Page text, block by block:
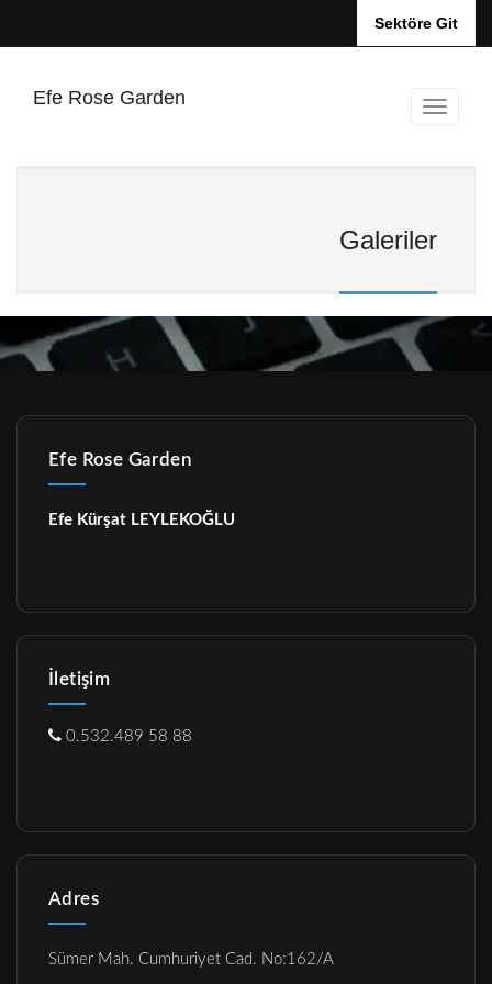
Sektöre Git
Efe Rose Garden
Galeriler
Efe Rose Garden
Efe Kürşat LEYLEKOĞLU
İletişim
0.532.489 58 88
Adres
Sümer Mah. Cumhuriyet Cad. No:162/A